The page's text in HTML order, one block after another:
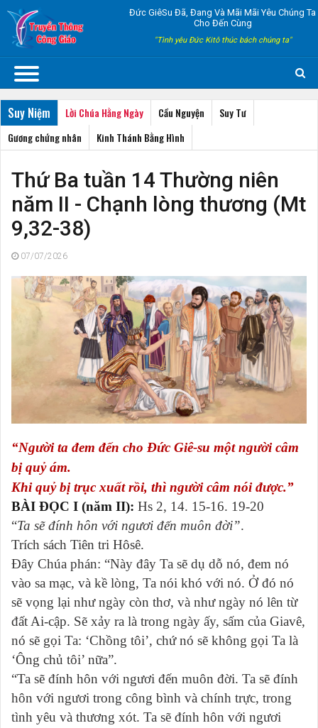
Đức GiêSu Đã, Đang Và Mãi Mãi Yêu Chúng Ta
Cho Đến Cùng
"Tình yêu Đức Kitô thúc bách chúng ta"
Suy Niệm Lời Chúa Hằng Ngày Cầu Nguyện
Suy Tư
Gương chứng nhân
Kinh Thánh Bằng Hình
Thứ Ba tuần 14 Thường niên
năm II - Chạnh lòng thương (Mt
9,32-38)
07/07/2026
“Người ta đem đến cho Đức Giê-su một người câm
bị quỷ ám.
Khi quỷ bị trục xuất rồi, thì người câm nói được.”
BÀI ĐỌC I (năm II): Hs 2, 14. 15-16. 19-20
“Ta sẽ đính hôn với ngươi đến muôn đời”.
Trích sách Tiên tri Hôsê.
Ðây Chúa phán: “Này đây Ta sẽ dụ dỗ nó, đem nó
vào sa mạc, và kề lòng, Ta nói khó với nó. Ở đó nó
sẽ vọng lại như ngày còn thơ, và như ngày nó lên từ
đất Ai-cập. Sẽ xảy ra là trong ngày ấy, sấm của Giavê,
nó sẽ gọi Ta: ‘Chồng tôi’, chứ nó sẽ không gọi Ta là
‘Ông chủ tôi’ nữa”.
“Ta sẽ đính hôn với ngươi đến muôn đời. Ta sẽ đính
hôn với ngươi trong công bình và chính trực, trong
tình yêu và thương xót. Ta sẽ đính hôn với ngươi